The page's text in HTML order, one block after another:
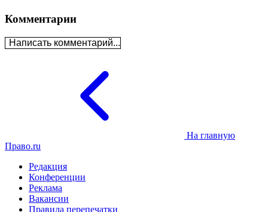
Комментарии
Написать комментарий...
На главную
Право.ru
Редакция
Конференции
Реклама
Вакансии
Правила перепечатки